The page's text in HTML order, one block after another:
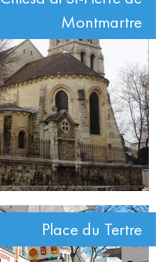
Montmartre
Place du Tertre